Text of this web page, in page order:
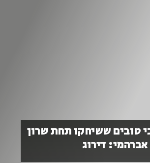
טובים ששיחקו תחת שרון
אברהמי: דירוג